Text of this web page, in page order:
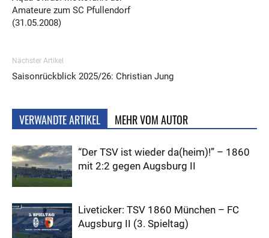
Amateure zum SC Pfullendorf
(31.05.2008)
Nächster Artikel
Saisonrückblick 2025/26: Christian Jung
VERWANDTE ARTIKEL MEHR VOM AUTOR
“Der TSV ist wieder da(heim)!” – 1860
mit 2:2 gegen Augsburg II
Liveticker: TSV 1860 München – FC
Augsburg II (3. Spieltag)